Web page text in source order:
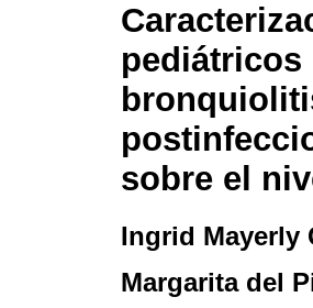
sobre el
Ingrid Mayerly
Margarita del